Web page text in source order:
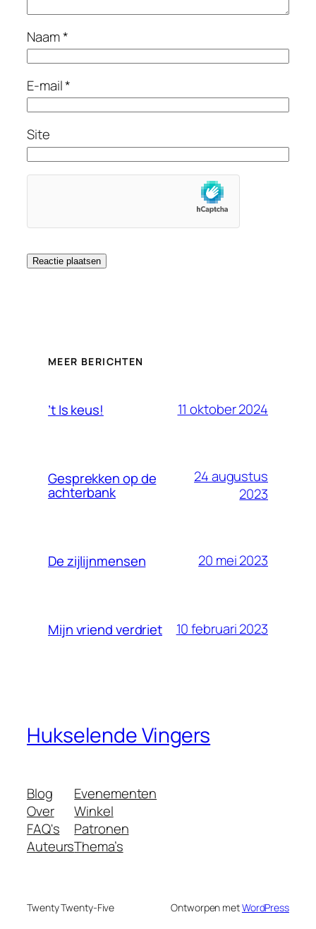
Naam*
E-mail*
Site
MEER BERICHTEN
’t Is keus! 11 oktober 2024
Gesprekken op de
achterbank
24 augustus
2023
De zijlijnmensen 20 mei 2023
Mijn vriend verdriet 10 februari 2023
Hukselende Vingers
Blog
Over
FAQ's
Auteurs
Evenementen
Winkel
Patronen
Thema’s
Twenty Twenty-Five Ontworpen metWordPress